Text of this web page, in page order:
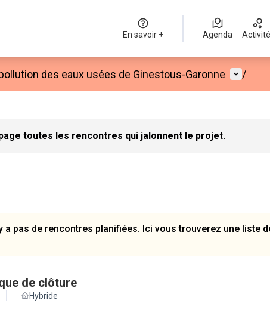
En savoir + Agenda
des eaux usées de Ginestous-Garonne Menu
/
toutes les rencontres qui jalonnent le projet.
a pas de rencontres planifiées. Ici vous trouverez une liste
de clôture
Hybride